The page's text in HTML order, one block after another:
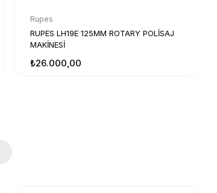
Rupes
RUPES LH19E 125MM ROTARY POLİSAJ
MAKİNESİ
₺26.000,00